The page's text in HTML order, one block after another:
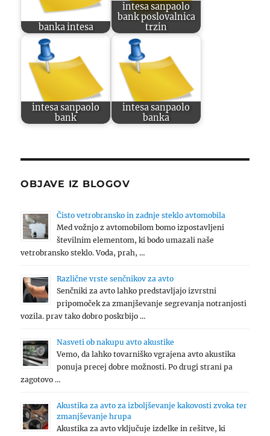
banka intesa
intesa sanpaolo
bank poslovalnica
trzin
intesa sanpaolo
bank
intesa sanpaolo
banka
OBJAVE IZ BLOGOV
Čisto vetrobransko in zadnje steklo avtomobila
Med vožnjo z avtomobilom bomo izpostavljeni
številnim elementom, ki bodo umazali naše
vetrobransko steklo. Voda, prah, …
Različne vrste senčnikov za avto
Senčniki za avto lahko predstavljajo izvrstni
pripomoček za zmanjševanje segrevanja notranjosti
vozila. prav tako dobro poskrbijo …
Nasveti ob nakupu avto akustike
Vemo, da lahko tovarniško vgrajena avto akustika
ponuja precej dobre možnosti. Po drugi strani pa
zagotovo …
Akustika za avto za izboljševanje kakovosti zvoka ter
zmanjševanje hrupa
Akustika za avto vključuje izdelke in rešitve, ki